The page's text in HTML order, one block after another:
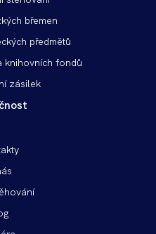
břemen
předmětů
knihovních fondů
zásilek